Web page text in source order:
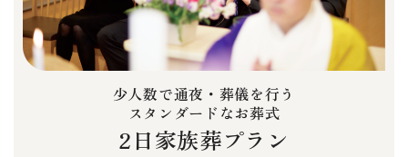
少人数で通夜・葬儀を行う
スタンダードなお葬式
2日家族葬プラン